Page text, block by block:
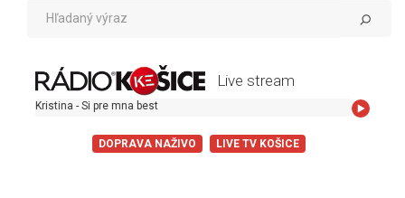
Live stream
- Si pre mna best
DOPRAVA NAŽIVO LIVE TV KOŠICE